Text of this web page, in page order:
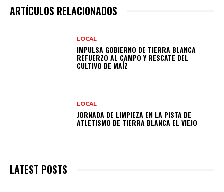
ARTÍCULOS RELACIONADOS
LOCAL
IMPULSA GOBIERNO DE TIERRA BLANCA
REFUERZO AL CAMPO Y RESCATE DEL
CULTIVO DE MAÍZ
LOCAL
JORNADA DE LIMPIEZA EN LA PISTA DE
ATLETISMO DE TIERRA BLANCA EL VIEJO
LATEST POSTS